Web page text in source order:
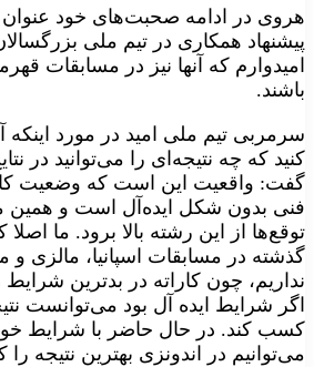
هروی در ادامه صحبت‌های خود عنوان
پیشنهاد همکاری در تیم ملی
امیدوارم که آنها نیز در مسابقات
باشند.
سرمربی تیم ملی امید در مورد اینکه
کنید که چه نتیجه‌ای را می‌توانید در
گفت:‌ واقعیت این است که وضعیت
فنی بدون شکل ایده‌آل است و
توقع‌ها از این رشته بالا برود. ما اصلا
گذشته در مسابقات اسپانیا،
نداریم، چون کاراته در بدترین
اگر شرایط ایده آل بود می‌توانست
کسب کند. در حال حاضر با شرایط
می‌توانیم در اندونزی بهترین نتیجه